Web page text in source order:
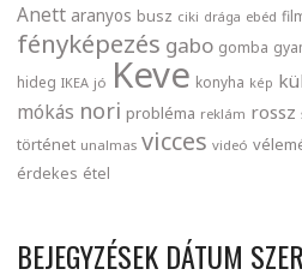
Anett aranyos busz ciki drága ebéd
fényképezés gabo gomba
hideg IKEA jó Keve konyha kép
mókás nori probléma reklám rossz
történet unalmas vicces videó
érdekes étel
BEJEGYZÉSEK DÁTUM